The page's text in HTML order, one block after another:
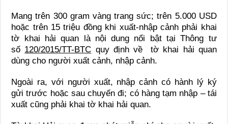
Mang trên 300 gram vàng trang sức; trên 5.000 USD
hoặc trên 15 triệu đồng khi xuất-nhập cảnh phải khai
tờ khai hải quan là nội dung nổi bật tại Thông tư
số 120/2015/TT-BTC quy định về tờ khai hải quan
dùng cho người xuất cảnh, nhập cảnh.
Ngoài ra, với người xuất, nhập cảnh có hành lý ký
gửi trước hoặc sau chuyến đi; có hàng tạm nhập – tái
xuất cũng phải khai tờ khai hải quan.